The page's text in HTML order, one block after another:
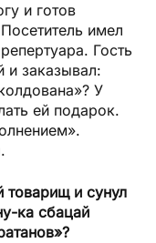
и готов
имел
Гость
и заказывал:
У
ей подарок.
и сунул
ка сбацай